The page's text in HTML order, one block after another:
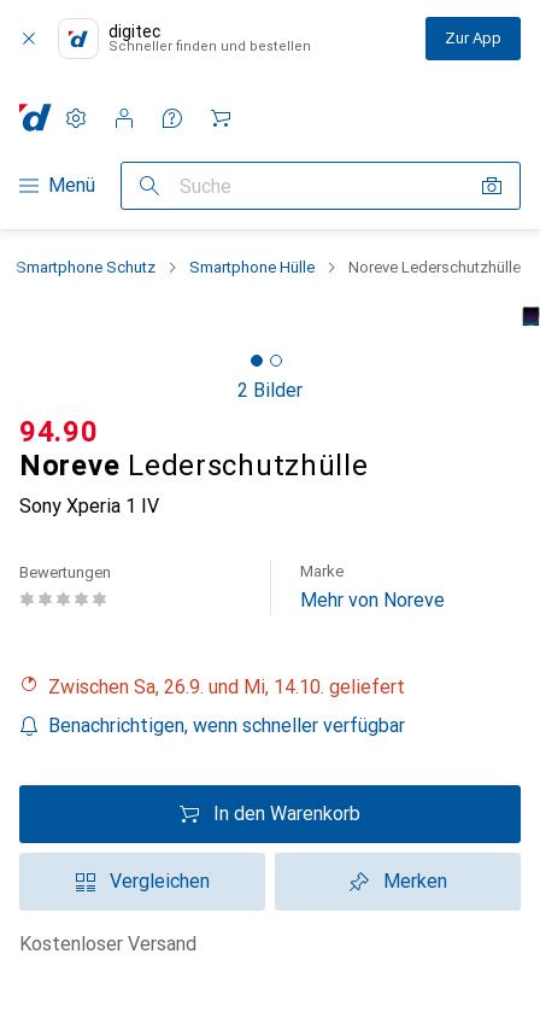
digitec
Schneller finden und bestellen Zur App
Navigation nach Kategorien
Menü Suche
Einstellungen
Kundenkonto
Vergleichslisten
Merklisten
Warenkorb
Smartphone Schutz Smartphone Hülle Noreve Lederschutzhülle
2 Bilder
Noreve Lederschutzhülle
Sony Xperia 1 IV
CHF
94.90
Bewertungen Marke
Mehr von Noreve
Zwischen Sa, 26.9. und Mi, 14.10. geliefert
Benachrichtigen, wenn schneller verfügbar
In den Warenkorb
Vergleichen Merken
kostenloser Versand